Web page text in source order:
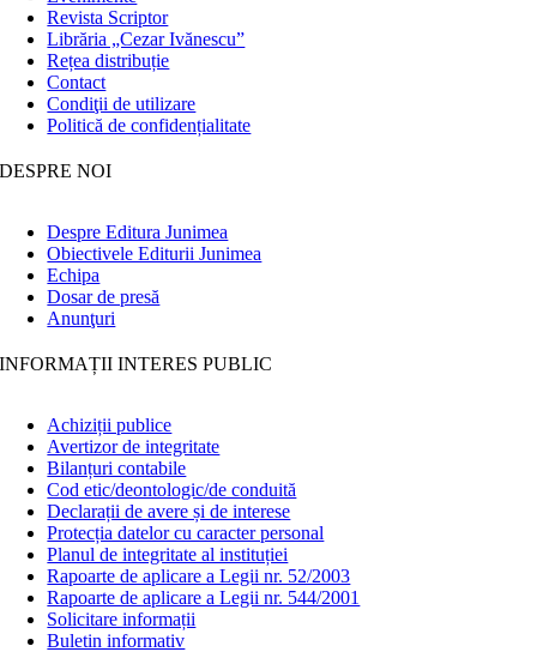
Revista Scriptor
Librăria „Cezar Ivănescu”
Rețea distribuție
Contact
Condiţii de utilizare
Politică de confidențialitate
DESPRE NOI
Despre Editura Junimea
Obiectivele Editurii Junimea
Echipa
Dosar de presă
Anunţuri
INFORMAȚII INTERES PUBLIC
Achiziții publice
Avertizor de integritate
Bilanțuri contabile
Cod etic/deontologic/de conduită
Declarații de avere și de interese
Protecția datelor cu caracter personal
Planul de integritate al instituției
Rapoarte de aplicare a Legii nr. 52/2003
Rapoarte de aplicare a Legii nr. 544/2001
Solicitare informații
Buletin informativ